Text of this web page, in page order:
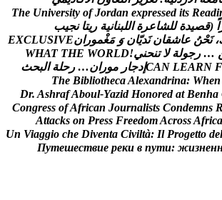
The University of Jordan expressed its Readi
ا (قصيدة للشاعرة اللبنانية ريتا نجيب
، نحن عاشقان نديان و مغموران EXCLUSIVE
… رجولة ل تنحني!
WHAT THE WORLD
CAN LEARN F إدجار موران… رحلة البحث
The BibliothecaAlexandrina: When
Dr. AshrafAboul-Yazid Honored at Benha
Congress ofAfrican Journalists Condemns R
Attacks on Press FreedomAcrossAfrica
Un Viaggio che Diventa Civiltà: Il Progetto del
Путешествие реки в пути: жизнен